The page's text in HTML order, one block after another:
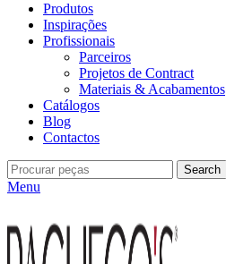
Produtos
Inspirações
Profissionais
Parceiros
Projetos de Contract
Materiais & Acabamentos
Catálogos
Blog
Contactos
Search
Menu